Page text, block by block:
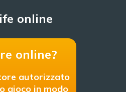
online
online?
autorizzato
gioco in modo